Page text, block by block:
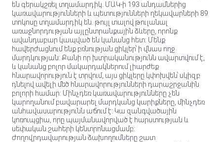
են գերակշռել տղամարդիկ. ՄԱԿ-ի 193 անդամներից
կառավարությունների և պետությունների ղեկավարների 89
տոկոսը տղամարդիկ են. թույլ տալով թուլանալ
առաջնորդության այլընտրանքային ձևերը, որոնք
ավանդաբար կապված են կանանց հետ: Մենք
հավերժացնում ենք բռնության ցիկլեր՝ ի վնաս ողջ
մարդկության: Քանի որ խտրականությունն ավարտվում է,
և կանանց բոլոր մակարդակներում լիարժեք
հնարավորություն է տրվում, այս ցիկլերը կփոխվեն՝ սկիզբ
դնելով ավելի մեծ հնարավորությունների դարաշրջանին
բոլորի համար: Մինչդեռ կառավարությունները չեն
կարողանում բավարարել մարդկանց կարիքները, մինչդեռ
անհավասարությունն աճում է: Կա զանգվածային
կոռուպցիա, որը պայմանավորված է հարստության և
սեփական շահերի կենտրոնացմամբ:
Ժողովրդավարության ձախողումները շատ